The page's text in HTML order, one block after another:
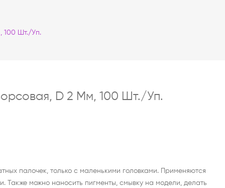
100 Шт./уп.
D 2 Мм, 100 Шт./уп.
палочек, только с маленькими головками. Применяются
Также можно наносить пигменты, смывку на модели, делать